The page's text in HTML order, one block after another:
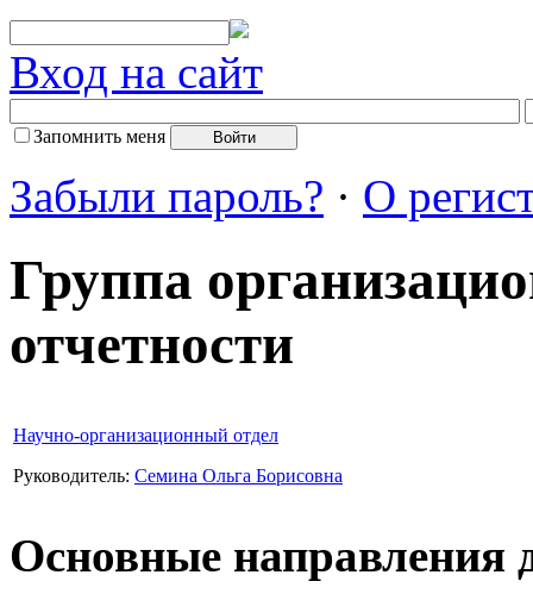
Вход на сайт
Запомнить меня
Забыли пароль? · О
Группа
отчетности
Научно-организационный отдел
Руководитель: Семина Ольга Борисовна
Основные направления